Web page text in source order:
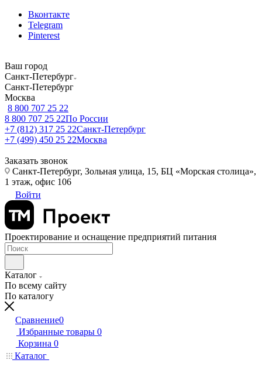
Вконтакте
Telegram
Pinterest
Ваш город
Санкт-Петербург
Санкт-Петербург
Москва
8 800 707 25 22
8 800 707 25 22По России
+7 (812) 317 25 22Санкт-Петербург
+7 (499) 450 25 22Москва
Заказать звонок
Санкт-Петербург, Зольная улица, 15, БЦ «Морская столица»,
1 этаж, офис 106
Войти
Проектирование и оснащение предприятий питания
Каталог
По всему сайту
По каталогу
Сравнение0
Избранные товары 0
Корзина 0
Каталог